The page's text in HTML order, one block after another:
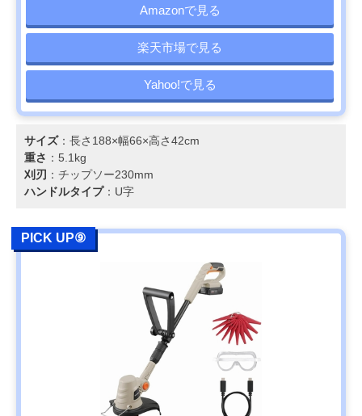
Amazonで見る
楽天市場で見る
Yahoo!で見る
サイズ：長さ188×幅66×高さ42cm
重さ ：5.1kg
刈刃 ：チップソー230mm
ハンドルタイプ：U字
PICK UP⑨